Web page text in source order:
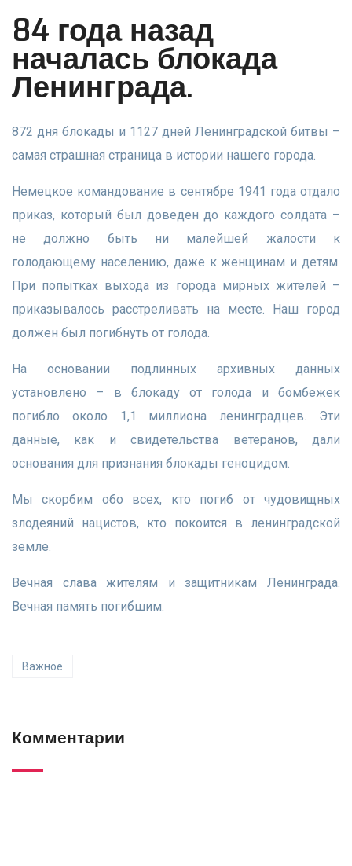
84 года назад
началась блокада
Ленинграда.
872 дня блокады и 1127 дней Ленинградской битвы –
самая страшная страница в истории нашего города.
Немецкое командование в сентябре 1941 года отдало
приказ, который был доведен до каждого солдата –
не должно быть ни малейшей жалости к
голодающему населению, даже к женщинам и детям.
При попытках выхода из города мирных жителей –
приказывалось расстреливать на месте. Наш город
должен был погибнуть от голода.
На основании подлинных архивных данных
установлено – в блокаду от голода и бомбежек
погибло около 1,1 миллиона ленинградцев. Эти
данные, как и свидетельства ветеранов, дали
основания для признания блокады геноцидом.
Мы скорбим обо всех, кто погиб от чудовищных
злодеяний нацистов, кто покоится в ленинградской
земле.
Вечная слава жителям и защитникам Ленинграда.
Вечная память погибшим.
Важное
Комментарии